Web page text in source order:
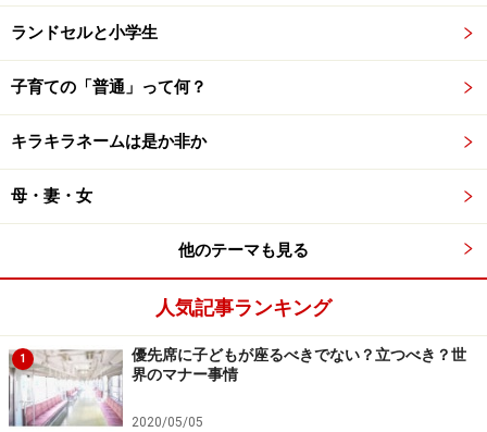
ランドセルと小学生
子育ての「普通」って何？
キラキラネームは是か非か
母・妻・女
他のテーマも見る
人気記事ランキング
1
優先席に子どもが座るべきでない？立つべき？世
界のマナー事情
2020/05/05